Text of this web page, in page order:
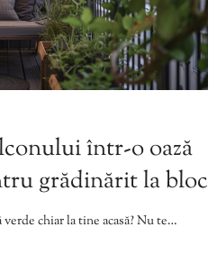
într-o oază
grădinărit la bloc
chiar la tine acasă? Nu te…